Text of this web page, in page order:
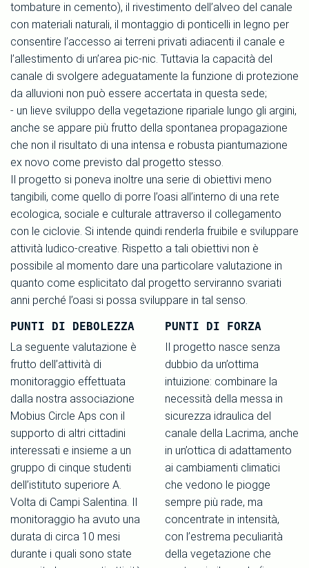
tombature in cemento), il rivestimento dell’alveo del canale
con materiali naturali, il montaggio di ponticelli in legno per
consentire l’accesso ai terreni privati adiacenti il canale e
l’allestimento di un’area pic-nic. Tuttavia la capacità del
canale di svolgere adeguatamente la funzione di protezione
da alluvioni non può essere accertata in questa sede;
- un lieve sviluppo della vegetazione ripariale lungo gli argini,
anche se appare più frutto della spontanea propagazione
che non il risultato di una intensa e robusta piantumazione
ex novo come previsto dal progetto stesso.
Il progetto si poneva inoltre una serie di obiettivi meno
tangibili, come quello di porre l’oasi all’interno di una rete
ecologica, sociale e culturale attraverso il collegamento
con le ciclovie. Si intende quindi renderla fruibile e sviluppare
attività ludico-creative. Rispetto a tali obiettivi non è
possibile al momento dare una particolare valutazione in
quanto come esplicitato dal progetto serviranno svariati
anni perché l’oasi si possa sviluppare in tal senso.
PUNTI DI DEBOLEZZA
La seguente valutazione è
frutto dell’attività di
monitoraggio effettuata
dalla nostra associazione
Mobius Circle Aps con il
supporto di altri cittadini
interessati e insieme a un
gruppo di cinque studenti
dell’istituto superiore A.
Volta di Campi Salentina. Il
monitoraggio ha avuto una
durata di circa 10 mesi
durante i quali sono state
PUNTI DI FORZA
Il progetto nasce senza
dubbio da un’ottima
intuizione: combinare la
necessità della messa in
sicurezza idraulica del
canale della Lacrima, anche
in un’ottica di adattamento
ai cambiamenti climatici
che vedono le piogge
sempre più rade, ma
concentrate in intensità,
con l’estrema peculiarità
della vegetazione che